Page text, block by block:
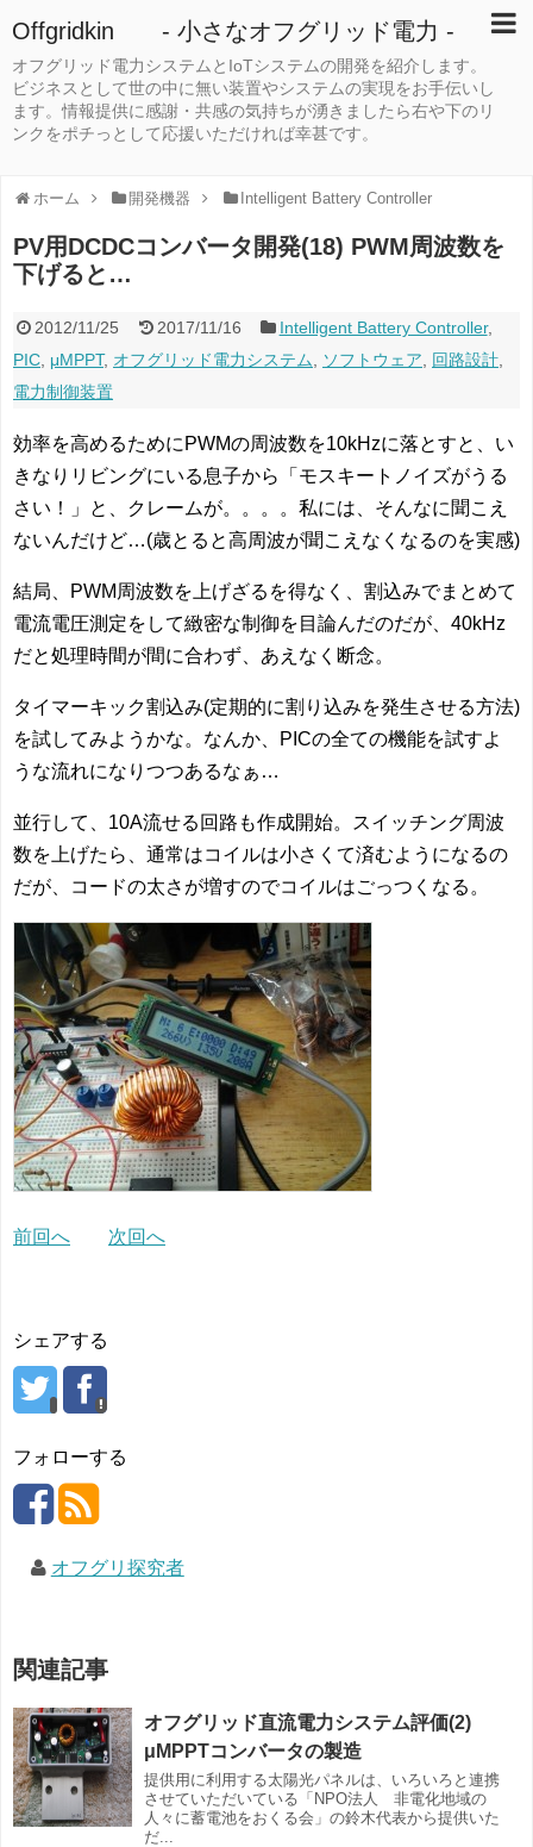
Offgridkin - 小さなオフグリッド電力 -
オフグリッド電力システムとIoTシステムの開発を紹介します。
ビジネスとして世の中に無い装置やシステムの実現をお手伝いし
ます。情報提供に感謝・共感の気持ちが湧きましたら右や下のリ
ンクをポチっとして応援いただければ幸甚です。
ホーム 開発機器 Intelligent Battery Controller
PV用DCDCコンバータ開発(18) PWM周波数を
下げると…
2012/11/25 2017/11/16 Intelligent Battery Controller,
PIC μMPPT, オフグリッド電力システム ソフトウェア 回路設計
電力制御装置
効率を高めるためにPWMの周波数を10kHzに落とすと、い
きなりリビングにいる息子から「モスキートノイズがうる
さい！」と、クレームが。。。。私には、そんなに聞こえ
ないんだけど…(歳とると高周波が聞こえなくなるのを実感)
結局、PWM周波数を上げざるを得なく、割込みでまとめて
電流電圧測定をして緻密な制御を目論んだのだが、40kHz
だと処理時間が間に合わず、あえなく断念。
タイマーキック割込み(定期的に割り込みを発生させる方法)
を試してみようかな。なんか、PICの全ての機能を試すよ
うな流れになりつつあるなぁ…
並行して、10A流せる回路も作成開始。スイッチング周波
数を上げたら、通常はコイルは小さくて済むようになるの
だが、コードの太さが増すのでコイルはごっつくなる。
前回へ 次回へ
シェアする
フォローする
オフグリ探究者
関連記事
オフグリッド直流電力システム評価(2)
μMPPTコンバータの製造
提供用に利用する太陽光パネルは、いろいろと連携
させていただいている「NPO法人 非電化地域の
人々に蓄電池をおくる会」の鈴木代表から提供いた
だ...